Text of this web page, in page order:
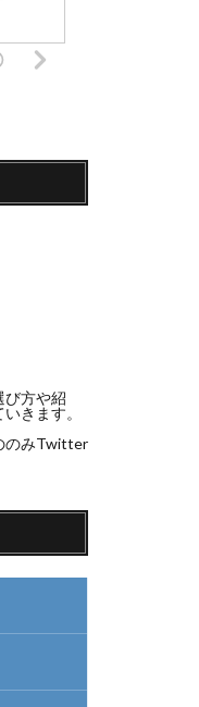
び方や紹
きます。
のみTwitter